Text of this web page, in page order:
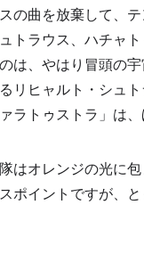
の曲を放棄して、
トラウス、ハチャ
は、やはり冒頭の
リヒャルト・シュ
ラトゥストラ」は
はオレンジの光に
ポイントですが、